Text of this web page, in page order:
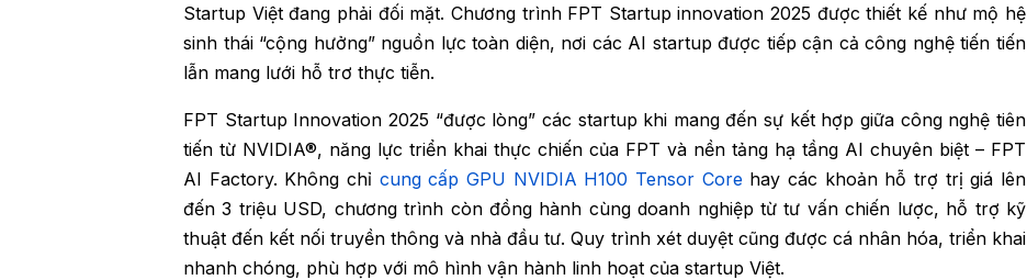
Startup Việt đang phải đối mặt. Chương trình FPT Startup innovation 2025 được thiết kế như mộ hệ
sinh thái “cộng hưởng” nguồn lực toàn diện, nơi các AI startup được tiếp cận cả công nghệ tiến tiến
lẫn mang lưới hỗ trơ thực tiễn.
FPT Startup Innovation 2025 “được lòng” các startup khi mang đến sự kết hợp giữa công nghệ tiên
tiến từ NVIDIA®, năng lực triển khai thực chiến của FPT và nền tảng hạ tầng AI chuyên biệt – FPT
AI Factory. Không chỉ cung cấp GPU NVIDIA H100 Tensor Corehay các khoản hỗ trợ trị giá lên
đến 3 triệu USD, chương trình còn đồng hành cùng doanh nghiệp từ tư vấn chiến lược, hỗ trợ kỹ
thuật đến kết nối truyền thông và nhà đầu tư. Quy trình xét duyệt cũng được cá nhân hóa, triển khai
nhanh chóng, phù hợp với mô hình vận hành linh hoạt của startup Việt.